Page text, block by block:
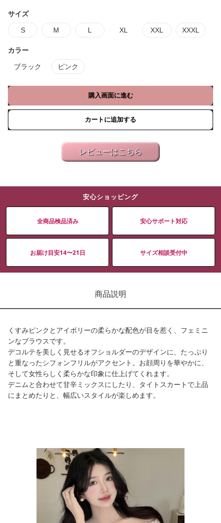
サイズ
S M L XL XXL XXXL
カラー
ブラック ピンク
購入画面に進む
カートに追加する
レビューはこちら
安心ショッピング
全商品検品済み 安心サポート対応
お届け目安14〜21日 サイズ相談受付中
商品説明
くすみピンクとアイボリーの柔らかな配色が目を惹く、フェミニ
ンなブラウスです。
デコルテを美しく見せるオフショルダーのデザインに、たっぷり
と重なったシフォンフリルがアクセント。お顔周りを華やかに、
そして女性らしく柔らかな印象に仕上げてくれます。
デニムと合わせて甘辛ミックスにしたり、タイトスカートで上品
にまとめたりと、幅広いスタイルが楽しめます。